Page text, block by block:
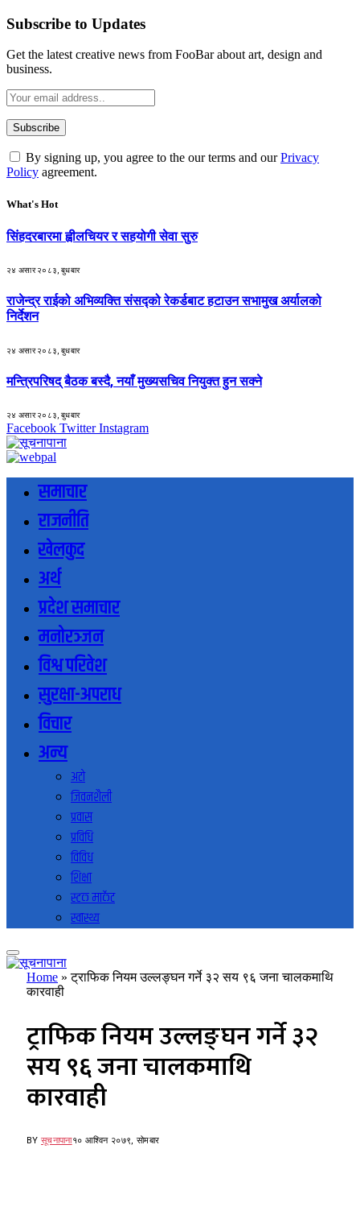
Subscribe to Updates
Get the latest creative news from FooBar about art, design and
business.
By signing up, you agree to the our terms and ourPrivacy
Policy agreement.
What's Hot
सिंहदरबारमा ह्वीलचियर र सहयोगी सेवा सुरु
२४ असार २०८३, बुधबार
राजेन्द्र राईको अभिव्यक्ति संसद्को रेकर्डबाट हटाउन सभामुख अर्यालको
निर्देशन
२४ असार २०८३, बुधबार
मन्त्रिपरिषद् बैठक बस्दै, नयाँ मुख्यसचिव नियुक्त हुन सक्ने
२४ असार २०८३, बुधबार
Facebook Twitter Instagram
समाचार
राजनीति
खेलकुद
अर्थ
प्रदेश समाचार
मनोरञ्जन
विश्व परिवेश
सुरक्षा-अपराध
विचार
अन्य
अटो
जिवनशैली
प्रवास
प्रविधि
विविध
शिक्षा
स्टक मार्केट
स्वास्थ्य
Home »ट्राफिक नियम उल्लङ्घन गर्ने ३२ सय ९६ जना चालकमाथि
कारवाही
ट्राफिक नियम उल्लङ्घन गर्ने ३२
सय ९६ जना चालकमाथि
कारवाही
BY सूचनापाना१० आश्विन २०७९, सोमबार